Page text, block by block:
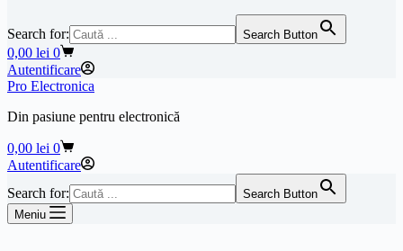
Search for: Search Button
Coș
de
cumpărături
0,00 lei 0
Autentificare
Pro Electronica
Din pasiune pentru electronică
Coș
de
0,00 lei 0
Autentificare
Search for:
Search Button
Meniu